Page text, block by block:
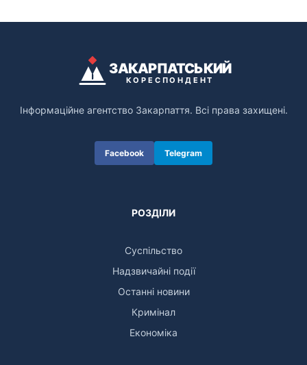
ЗАКАРПАТСЬКИЙ
КОРЕСПОНДЕНТ
Інформаційне агентство Закарпаття. Всі права захищені.
Facebook Telegram
РОЗДІЛИ
Суспільство
Надзвичайні події
Останні новини
Кримінал
Економіка